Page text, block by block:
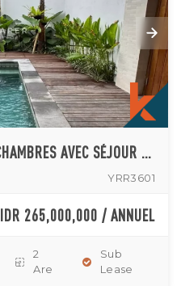
ÉLÉGANTE VILLA DE DEUX CHAMBRES AVEC SÉJOUR FERMÉ DANS LE PAISIBLE VILLAGE DE MUNGGU
YRR3601
IDR 265,000,000 / ANNUEL
2
Are
Sub
Lease